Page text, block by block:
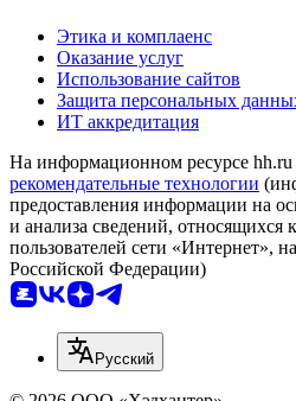
Этика и комплаенс
Оказание услуг
Использование сайтов
Защита персональных
ИТ аккредитация
На информационном ресурсе hh.ru
рекомендательные технологии
предоставления информации на
и анализа сведений, относящихся
пользователей сети «Интернет»,
Российской Федерации)
Русский